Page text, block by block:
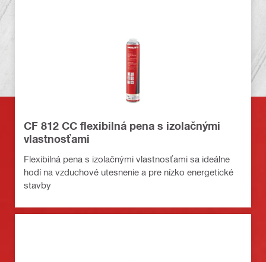
CF 812 CC flexibilná pena s izolačnými
vlastnosťami
Flexibilná pena s izolačnými vlastnosťami sa ideálne
hodí na vzduchové utesnenie a pre nízko energetické
stavby